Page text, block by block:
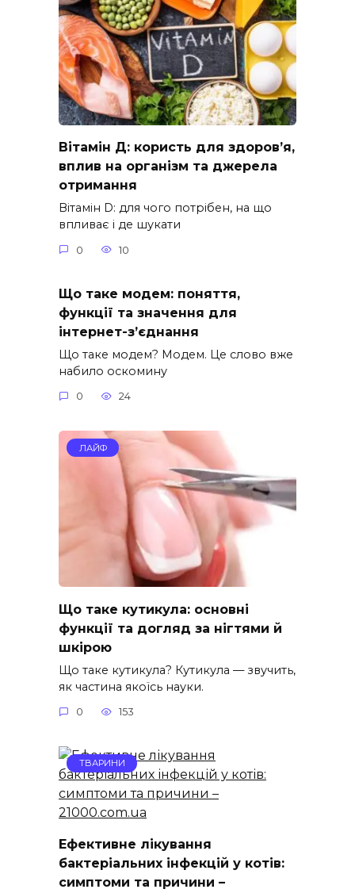
Вітамін Д: користь для здоров’я,
вплив на організм та джерела
отримання
Вітамін D: для чого потрібен, на що
впливає і де шукати
0 10
Що таке модем: поняття,
функції та значення для
інтернет-з’єднання
Що таке модем? Модем. Це слово вже
набило оскомину
0 24
ЛАЙФ
Що таке кутикула: основні
функції та догляд за нігтями й
шкірою
Що таке кутикула? Кутикула — звучить,
як частина якоїсь науки.
0 153
ТВАРИНИ
Ефективне лікування
бактеріальних інфекцій у котів:
симптоми та причини –